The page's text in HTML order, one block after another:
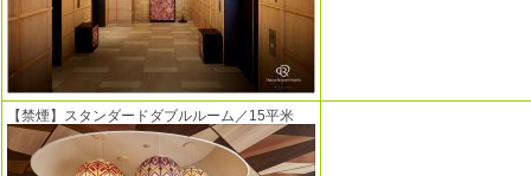
【禁煙】スタンダードダブルルーム／15平米